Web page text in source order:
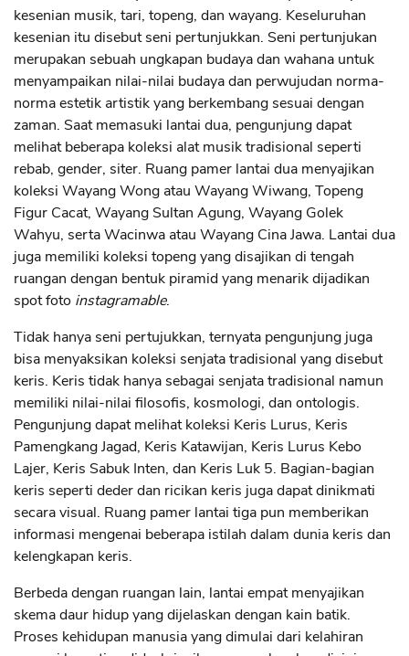
kesenian musik, tari, topeng, dan wayang. Keseluruhan
kesenian itu disebut seni pertunjukkan. Seni pertunjukan
merupakan sebuah ungkapan budaya dan wahana untuk
menyampaikan nilai-nilai budaya dan perwujudan norma-
norma estetik artistik yang berkembang sesuai dengan
zaman. Saat memasuki lantai dua, pengunjung dapat
melihat beberapa koleksi alat musik tradisional seperti
rebab, gender, siter. Ruang pamer lantai dua menyajikan
koleksi Wayang Wong atau Wayang Wiwang, Topeng
Figur Cacat, Wayang Sultan Agung, Wayang Golek
Wahyu, serta Wacinwa atau Wayang Cina Jawa. Lantai dua
juga memiliki koleksi topeng yang disajikan di tengah
ruangan dengan bentuk piramid yang menarik dijadikan
spot foto instagramable.
Tidak hanya seni pertujukkan, ternyata pengunjung juga
bisa menyaksikan koleksi senjata tradisional yang disebut
keris. Keris tidak hanya sebagai senjata tradisional namun
memiliki nilai-nilai filosofis, kosmologi, dan ontologis.
Pengunjung dapat melihat koleksi Keris Lurus, Keris
Pamengkang Jagad, Keris Katawijan, Keris Lurus Kebo
Lajer, Keris Sabuk Inten, dan Keris Luk 5. Bagian-bagian
keris seperti deder dan ricikan keris juga dapat dinikmati
secara visual. Ruang pamer lantai tiga pun memberikan
informasi mengenai beberapa istilah dalam dunia keris dan
kelengkapan keris.
Berbeda dengan ruangan lain, lantai empat menyajikan
skema daur hidup yang dijelaskan dengan kain batik.
Proses kehidupan manusia yang dimulai dari kelahiran